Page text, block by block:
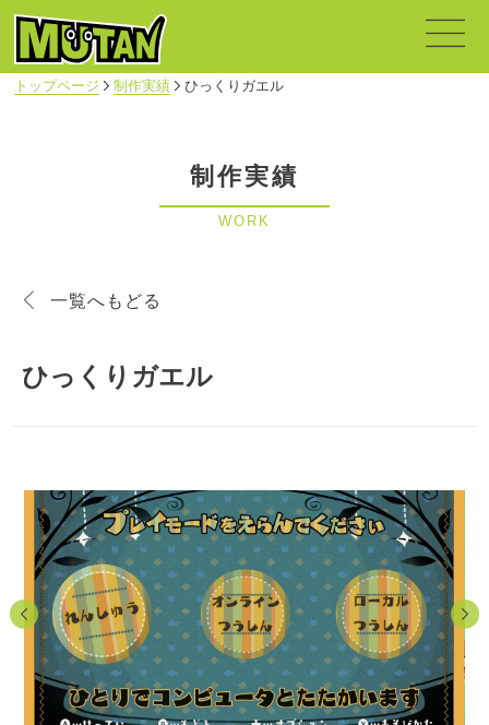
トップページ 制作実績 ひっくりガエル
制作実績
WORK
一覧へもどる
ひっくりガエル